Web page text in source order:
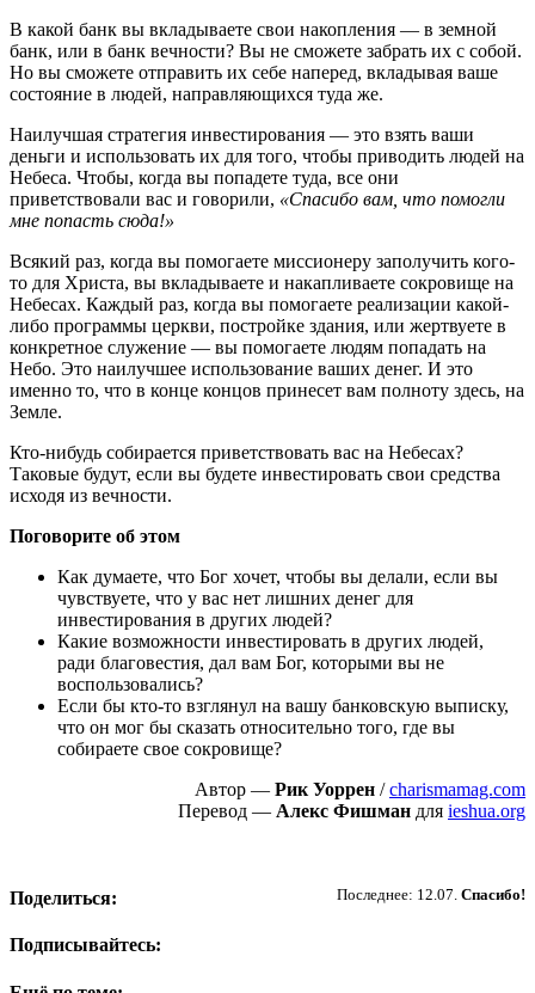
В какой банк вы вкладываете свои накопления — в земной
банк, или в банк вечности? Вы не сможете забрать их с собой.
Но вы сможете отправить их себе наперед, вкладывая ваше
состояние в людей, направляющихся туда же.
Наилучшая стратегия инвестирования — это взять ваши
деньги и использовать их для того, чтобы приводить людей на
Небеса. Чтобы, когда вы попадете туда, все они
приветствовали вас и говорили, «Спасибо вам, что помогли
мне попасть сюда!»
Всякий раз, когда вы помогаете миссионеру заполучить кого-
то для Христа, вы вкладываете и накапливаете сокровище на
Небесах. Каждый раз, когда вы помогаете реализации какой-
либо программы церкви, постройке здания, или жертвуете в
конкретное служение — вы помогаете людям попадать на
Небо. Это наилучшее использование ваших денег. И это
именно то, что в конце концов принесет вам полноту здесь, на
Земле.
Кто-нибудь собирается приветствовать вас на Небесах?
Таковые будут, если вы будете инвестировать свои средства
исходя из вечности.
Поговорите об этом
Как думаете, что Бог хочет, чтобы вы делали, если вы
чувствуете, что у вас нет лишних денег для
инвестирования в других людей?
Какие возможности инвестировать в других людей,
ради благовестия, дал вам Бог, которыми вы не
воспользовались?
Если бы кто-то взглянул на вашу банковскую выписку,
что он мог бы сказать относительно того, где вы
собираете свое сокровище?
Автор — Рик Уоррен /charismamag.com
Перевод — Алекс Фишман для ieshua.org
Последнее: 12.07. Спасибо!
Поделиться:
Подписывайтесь: